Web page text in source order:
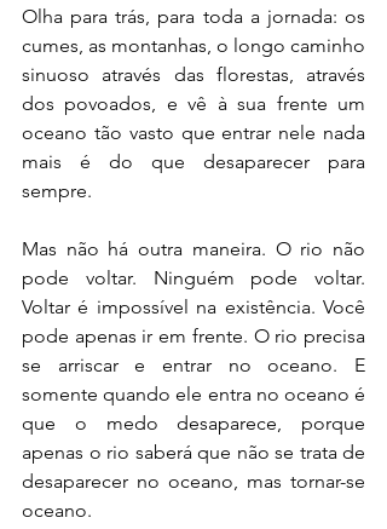
Olha para trás, para toda a jornada: os
cumes, as montanhas, o longo caminho
sinuoso através das florestas, através
dos povoados, e vê à sua frente um
oceano tão vasto que entrar nele nada
mais é do que desaparecer para
sempre.
Mas não há outra maneira. O rio não
pode voltar. Ninguém pode voltar.
Voltar é impossível na existência. Você
pode apenas ir em frente. O rio precisa
se arriscar e entrar no oceano. E
somente quando ele entra no oceano é
que o medo desaparece, porque
apenas o rio saberá que não se trata de
desaparecer no oceano, mas tornar-se
oceano.